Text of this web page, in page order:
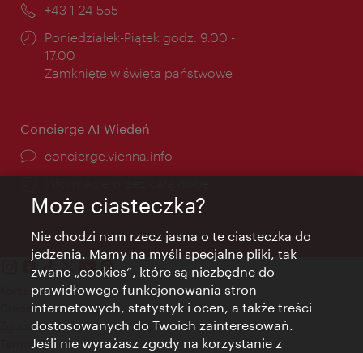
Telefon:
+43-1-24 555
Godziny
otwarcia:
Poniedziałek-Piątek godz. 9.00 -
17.00
Zamknięte w święta państwowe
Concierge AI Wiedeń
concierge.vienna.info
Kontakt
Credits
Zgoda na przetwarzanie danych osobowych
Terms of Use
Może ciasteczka?
Nie chodzi nam rzecz jasna o te ciasteczka do
jedzenia. Mamy na myśli specjalne pliki, tak
zwane „cookies”, które są niezbędne do
prawidłowego funkcjonowania stron
internetowych, statystyk i ocen, a także treści
dostosowanych do Twoich zainteresowań.
Jeśli nie wyrażasz zgody na korzystanie z